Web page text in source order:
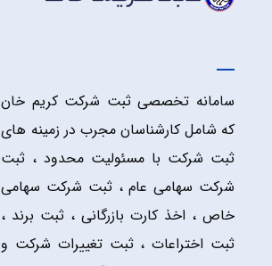
سامانه تخصصی ثبت شرکت کریم خان
که شامل کارشناسان مجرب در زمینه های
ثبت شرکت با مسئولیت محدود ، ثبت
شرکت سهامی عام ، ثبت شرکت سهامی
خاص ، اخذ کارت بازرگانی ، ثبت برند ،
ثبت اختراعات ، ثبت تغییرات شرکت و